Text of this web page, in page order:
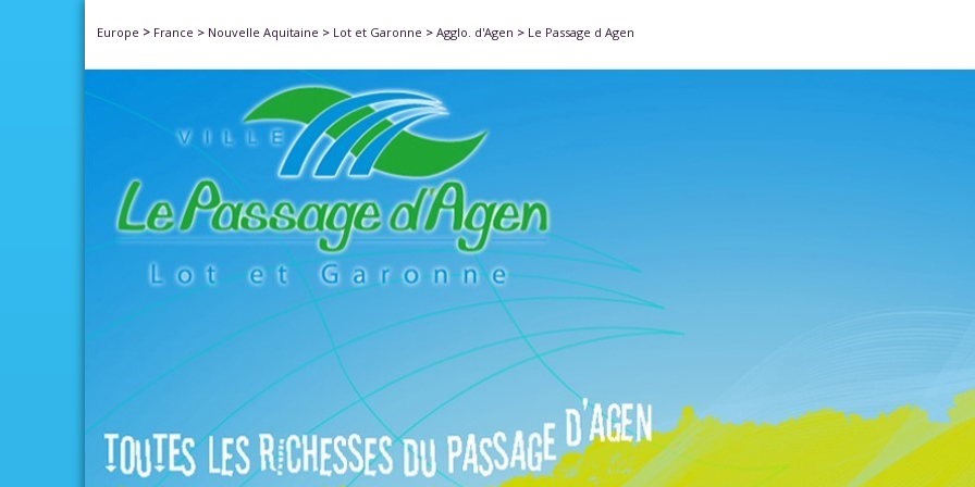
Europe > France > Nouvelle Aquitaine > Lot et Garonne > Agglo. d'Agen > Le Passage d Agen